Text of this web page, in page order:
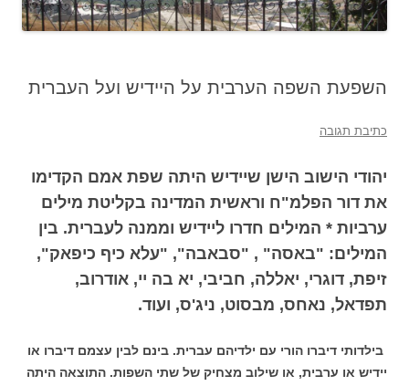
השפעת השפה הערבית על היידיש ועל העברית
כתיבת תגובה
יהודי הישוב הישן שיידיש היתה שפת אמם הקדימו
את דור הפלמ"ח וראשית המדינה בקליטת מילים
ערביות * המילים חדרו ליידיש וממנה לעברית. בין
המילים: "באסה" , "סבאבה", "עלא כיף כיפאק",
זיפת, דוגרי, יאללה, חביבי, יא בה יי, אודרוב,
תפדאל, נאחס, מבסוט, ניג'ס, ועוד.
בילדותי דיברו הורי עם ילדיהם עברית. בינם לבין עצמם דיברו או
יידיש או ערבית, או שילוב מצחיק של שתי השפות. התוצאה היתה